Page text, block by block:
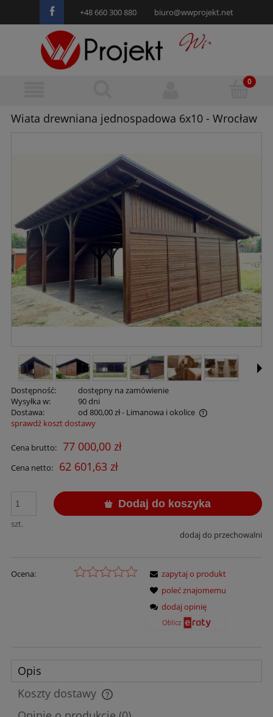
+48 660 300 880 biuro@wwprojekt.net
Wiata drewniana jednospadowa 6x10 - Wrocław
Dostępność:
dostępny na zamówienie
Wysyłka w:
90 dni
Dostawa:
od 800,00 zł- Limanowa i okolice
Cena nie zawiera ewentualnych kosztów płatności
sprawdź koszt dostawy
Cena brutto: 77 000,00 zł
Cena netto: 62 601,63 zł
szt.
Dodaj do koszyka
dodaj do przechowalni
Ocena:
zapytaj o produkt
poleć znajomemu
dodaj opinię
Opis
Koszty dostawy
Cena nie zawiera ewentualnych kosztów płatności